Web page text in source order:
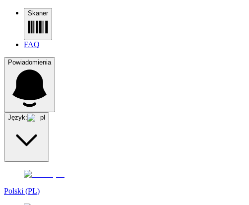
Skaner
FAQ
Powiadomienia
Język: pl
Polski (PL)